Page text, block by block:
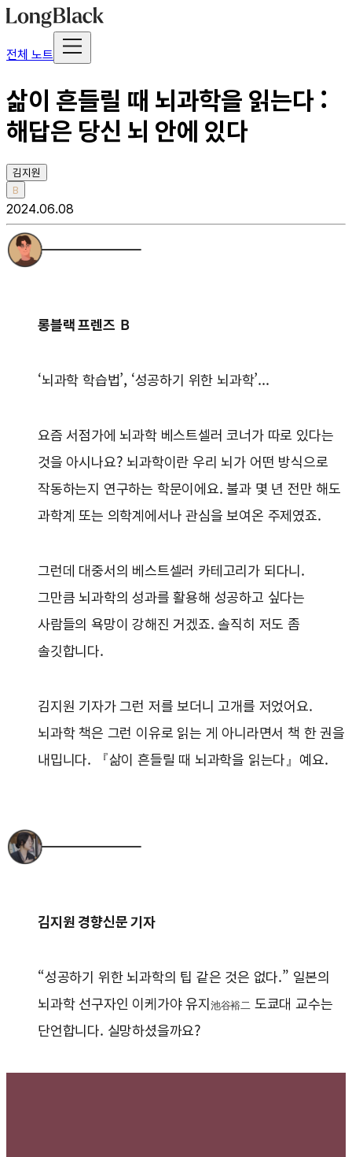
전체 노트
삶이 흔들릴 때 뇌과학을 읽는다 :
해답은 당신 뇌 안에 있다
김지원
B
2024.06.08
롱블랙프렌즈 Ｂ
‘뇌과학 학습법’, ‘성공하기 위한 뇌과학’...
요즘 서점가에 뇌과학 베스트셀러 코너가 따로 있다는
것을 아시나요? 뇌과학이란 우리 뇌가 어떤 방식으로
작동하는지 연구하는 학문이에요. 불과 몇 년 전만 해도
과학계 또는 의학계에서나 관심을 보여온 주제였죠.
그런데 대중서의 베스트셀러 카테고리가 되다니.
그만큼 뇌과학의 성과를 활용해 성공하고 싶다는
사람들의 욕망이 강해진 거겠죠. 솔직히 저도 좀
솔깃합니다.
김지원 기자가 그런 저를 보더니 고개를 저었어요.
뇌과학 책은 그런 이유로 읽는 게 아니라면서 책 한 권을
내밉니다. 『삶이 흔들릴 때 뇌과학을 읽는다』예요.
김지원 경향신문 기자
“성공하기 위한 뇌과학의 팁 같은 것은 없다.” 일본의
뇌과학 선구자인 이케가야 유지 池谷裕二 도쿄대 교수는
단언합니다. 실망하셨을까요?